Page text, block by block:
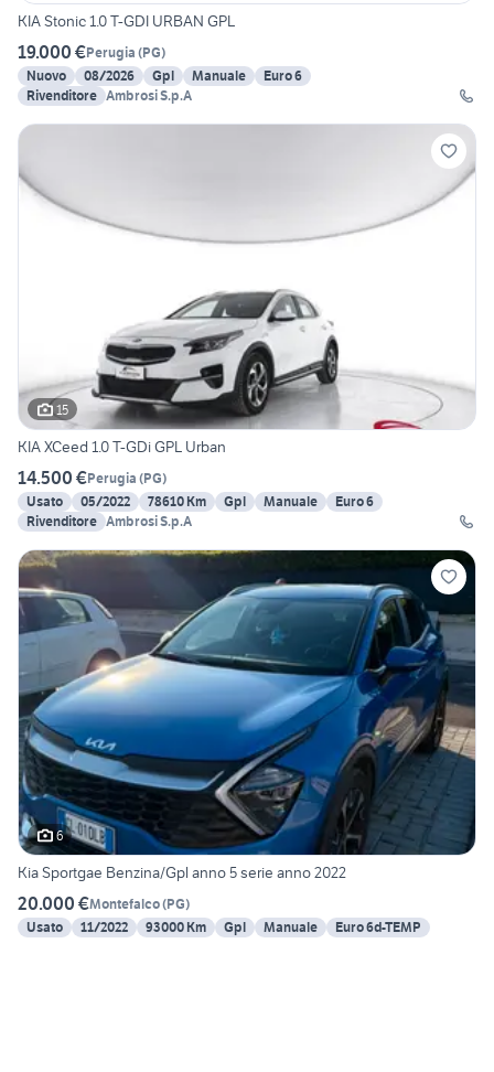
KIA Stonic 1.0 T-GDI URBAN GPL
19.000 €Perugia (PG)
Nuovo
08/2026 Gpl Manuale
Euro 6
Rivenditore Ambrosi S.p.A
15
KIA XCeed 1.0 T-GDi GPL Urban
14.500 €Perugia (PG)
Usato
05/2022 78610 Km Gpl Manuale
Euro 6
Rivenditore Ambrosi S.p.A
6
Kia Sportgae Benzina/Gpl anno 5 serie anno 2022
20.000 €Montefalco(PG)
Usato
11/2022 93000 Km Gpl Manuale Euro 6d-TEMP